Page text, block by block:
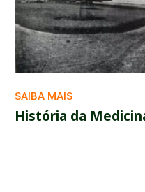
SAIBA MAIS
História da